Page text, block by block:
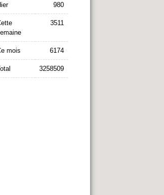
980
3511
mois 6174
3258509